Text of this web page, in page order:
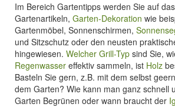
Im Bereich Gartentipps werden Sie auf
Gartenartikeln, Garten-Dekoration wie
Gartenmöbel, Sonnenschirmen,
und Sitzschutz oder den neusten
hingewiesen. Welcher Grill-Typ sind Sie,
Regenwasser effektiv sammeln, ist Holz
Basteln Sie gern, z.B. mit dem selbst
dem Garten? Wie kann man ganz schnell
Garten Begrünen oder wann braucht der